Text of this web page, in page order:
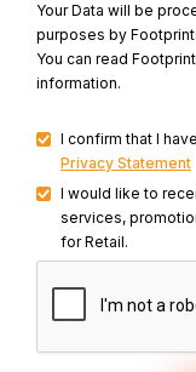
Your Data will be
purposes by
You can read
information.
I confirm that I
Privacy Statement
I would like to
services,
for Retail.